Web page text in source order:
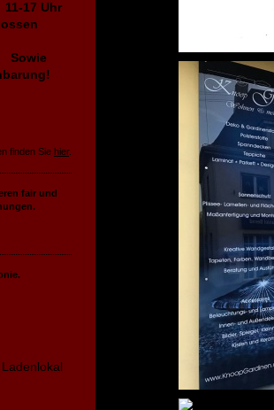
Uhr
finden Sie hier.
fair und